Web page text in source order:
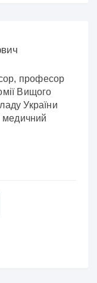
професор
Вищого
України
медичний